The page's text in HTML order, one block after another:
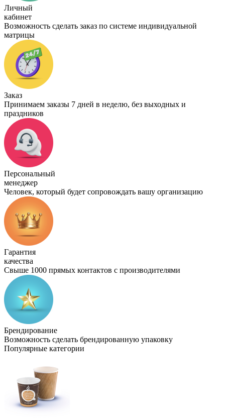
Личный
кабинет
Возможность сделать заказ по системе индивидуальной
матрицы
Заказ
Принимаем заказы 7 дней в неделю, без выходных и
праздников
Персональный
менеджер
Человек, который будет сопровождать вашу организацию
Гарантия
качества
Свыше 1000 прямых контактов с производителями
Брендирование
Возможность сделать брендированную упаковку
Популярные категории